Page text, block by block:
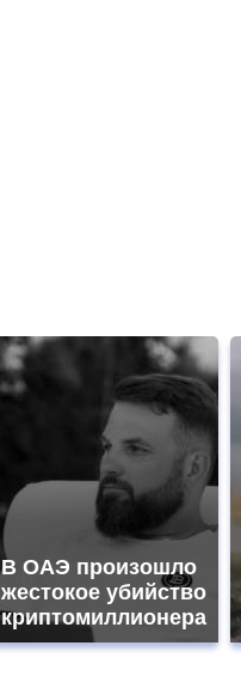
В ОАЭ произошло
жестокое убийство
криптомиллионера